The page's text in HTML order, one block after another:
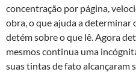
concentração por página,
obra, o que ajuda a
detém sobre o que lê. Agora
mesmos continua uma
suas tintas de fato alcançaram